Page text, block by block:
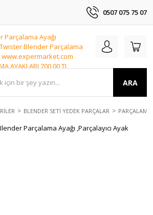
0507 075 75 07
ARA
BLENDER SETİ YEDEK PARÇALAR